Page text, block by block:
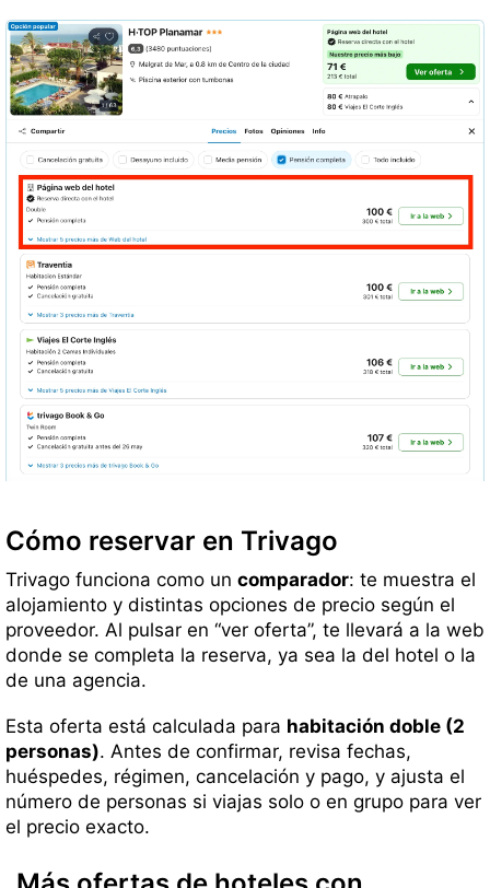
Cómo reservar en Trivago
Trivago funciona como un comparador: te muestra el
alojamiento y distintas opciones de precio según el
proveedor. Al pulsar en “ver oferta”, te llevará a la web
donde se completa la reserva, ya sea la del hotel o la
de una agencia.
Esta oferta está calculada para habitación doble (2
personas). Antes de confirmar, revisa fechas,
huéspedes, régimen, cancelación y pago, y ajusta el
número de personas si viajas solo o en grupo para ver
el precio exacto.